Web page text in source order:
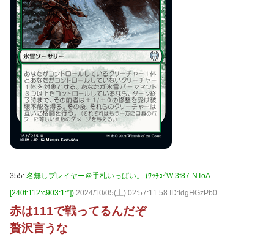
355: 名無しプレイヤー＠手札いっぱい。 (ﾜｯﾁｮｲW 3f87-NToA
[240f:112:c903:1:*]) 2024/10/05(土) 02:57:11.58 ID:IdgHGzPb0
赤は111で戦ってるんだぞ
贅沢言うな